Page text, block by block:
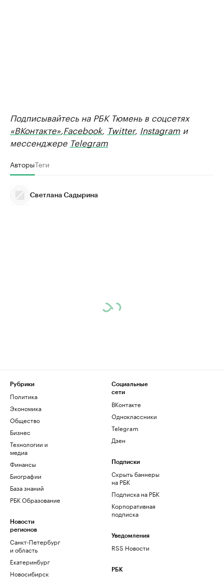
Подписывайтесь на РБК Тюмень в соцсетях
«ВКонтакте» Facebook, Twitter, Instagram и
мессенджере Telegram
АвторыТеги
Светлана Садырина
Рубрики
Политика
Экономика
Общество
Бизнес
Технологии и
медиа
Финансы
Биографии
База знаний
РБК Образование
Новости
регионов
Санкт-Петербург
и область
Екатеринбург
Новосибирск
Социальные
сети
ВКонтакте
Одноклассники
Telegram
Дзен
Подписки
Скрыть баннеры
на РБК
Подписка на РБК
Корпоративная
подписка
Уведомления
RSS Новости
РБК